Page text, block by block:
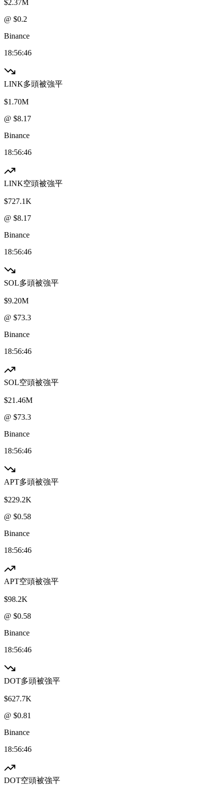
$2.37M
@ $0.2
Binance
18:56:46
LINK多頭被強平
$1.70M
@ $8.17
Binance
18:56:46
LINK空頭被強平
$727.1K
@ $8.17
Binance
18:56:46
SOL多頭被強平
$9.20M
@ $73.3
Binance
18:56:46
SOL空頭被強平
$21.46M
@ $73.3
Binance
18:56:46
APT多頭被強平
$229.2K
@ $0.58
Binance
18:56:46
APT空頭被強平
$98.2K
@ $0.58
Binance
18:56:46
DOT多頭被強平
$627.7K
@ $0.81
Binance
18:56:46
DOT空頭被強平